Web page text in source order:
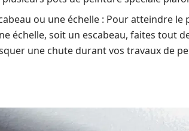
ou une échelle : Pour atteindre
échelle, soit un escabeau, faites tout
une chute durant vos travaux de